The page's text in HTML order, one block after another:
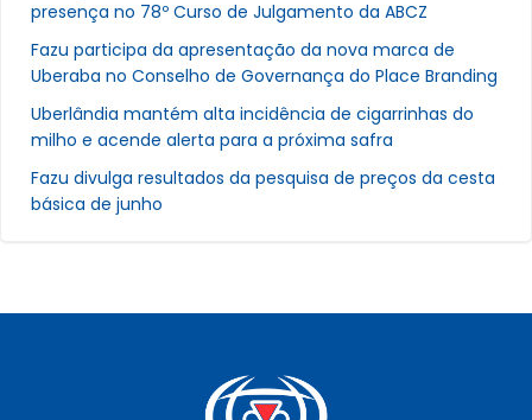
presença no 78º Curso de Julgamento da ABCZ
Fazu participa da apresentação da nova marca de
Uberaba no Conselho de Governança do Place Branding
Uberlândia mantém alta incidência de cigarrinhas do
milho e acende alerta para a próxima safra
Fazu divulga resultados da pesquisa de preços da cesta
básica de junho